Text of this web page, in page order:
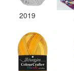
2019